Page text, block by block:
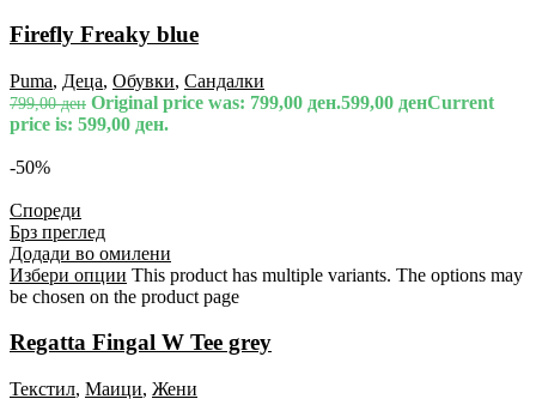
Firefly Freaky blue
Puma, Деца, Обувки, Сандалки
799,00ден Original price was: 799,00 ден.599,00 денCurrent
price is: 599,00 ден.
-50%
Спореди
Брз преглед
Додади во омилени
Избери опции This product has multiple variants. The options may
be chosen on the product page
Regatta Fingal W Tee grey
Текстил, Маици, Жени